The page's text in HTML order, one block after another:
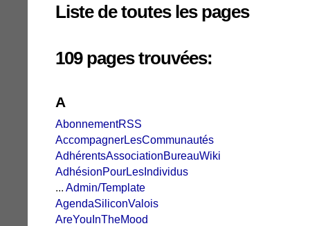
Liste de toutes les pages
109 pages trouvées:
A
AbonnementRSS
AccompagnerLesCommunautés
AdhérentsAssociationBureauWiki
AdhésionPourLesIndividus
... Admin/Template
AgendaSiliconValois
AreYouInTheMood